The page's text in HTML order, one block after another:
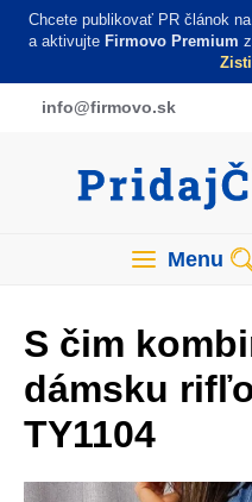
Skočiť
obsah
Chcete publikovať PR článok
a aktivujte Firmovo Premium
info@firmovo.sk
Menu
S čim
dámsku
TY1104